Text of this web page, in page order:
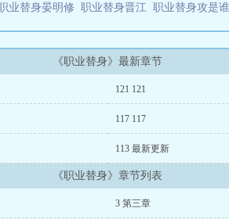
业替身晏明修 职业替身晋江 职业替身攻是
《职业替身》最新章节
121 121
117 117
113 最新更新
《职业替身》章节列表
3 第三章